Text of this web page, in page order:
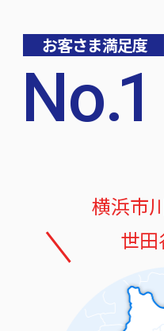
お客さま満足度
No.1
横浜市
世